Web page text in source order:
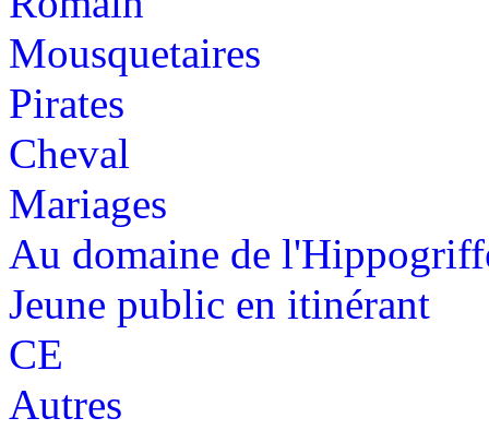
Mousquetaires
Pirates
Cheval
Mariages
Au domaine de
Jeune public en itinérant
CE
Autres